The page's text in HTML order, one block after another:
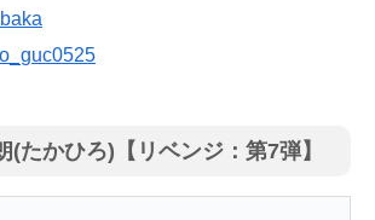
(たかひろ)【リベンジ：第7弾】